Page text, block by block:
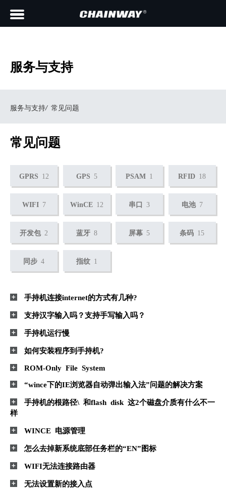
服务与支持
服务与支持/ 常见问题
常见问题
GPRS 12 GPS 5 PSAM 1 RFID 18
WIFI7 WinCE12 串口 3 电池7
开发包 2 蓝牙8 屏幕 5 条码 15
同步 4 指纹1
手持机连接internet的方式有几种?
支持汉字输入吗？支持手写输入吗？
手持机运行慢
如何安装程序到手持机?
ROM-Only File System
“wince下的IE浏览器自动弹出输入法”问题的解决方案
手持机的根路径\ 和flash disk 这2个磁盘介质有什么不一
样
WINCE 电源管理
怎么去掉新系统底部任务栏的“EN”图标
WIFI无法连接路由器
无法设置新的接入点